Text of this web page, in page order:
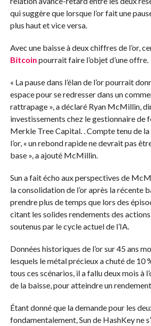
qui suggère que lorsque l’or fait une
plus haut et vice versa.
Avec une baisse à deux chiffres de l’or,
Bitcoin pourrait faire l’objet d’une offre.
« La pause dans l’élan de l’or pourrait
espace pour se redresser dans un
rattrapage », a déclaré Ryan McMillin,
investissements chez le gestionnaire de
Merkle Tree Capital.
. Compte tenu de
l’or, « un rebond rapide ne devrait pas
base », a ajouté McMillin.
Sun a fait écho aux perspectives de
la consolidation de l’or après la récente
prendre plus de temps que lors des
citant les solides rendements des
soutenus par le cycle actuel de l’IA.
Données historiques de l’or sur 45 ans
lesquels le métal précieux a chuté de 10
tous ces scénarios, il a fallu deux mois à
de la baisse, pour atteindre un
Étant donné que la demande pour les
fondamentalement, Sun de HashKey ne